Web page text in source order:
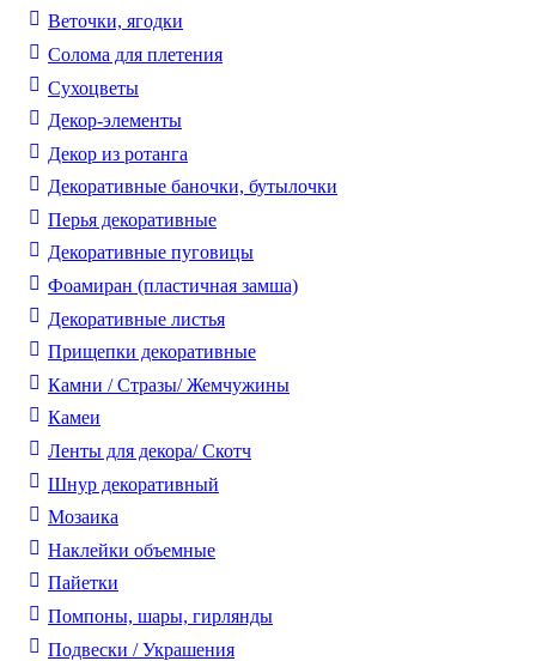
Веточки, ягодки
Солома для плетения
Cухоцветы
Декор-элементы
Декор из ротанга
Декоративные баночки, бутылочки
Перья декоративные
Декоративные пуговицы
Фоамиран (пластичная замша)
Декоративные листья
Прищепки декоративные
Камни / Cтразы/ Жемчужины
Камеи
Ленты для декора/ Скотч
Шнур декоративный
Мозаика
Наклейки объемные
Пайетки
Помпоны, шары, гирлянды
Подвески / Украшения